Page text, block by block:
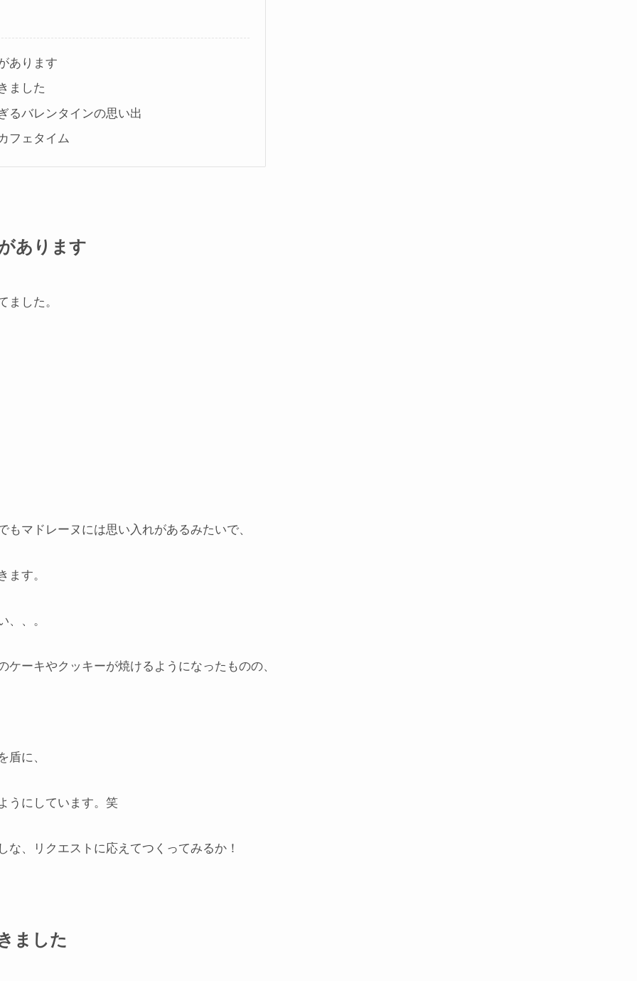
あります
ました
るバレンタインの思い出
フェタイム
あります
ました。
マドレーヌには思い入れがあるみたいで、
ます。
、、。
ーキやクッキーが焼けるようになったものの、
盾に、
うにしています。笑
、リクエストに応えてつくってみるか！
ました